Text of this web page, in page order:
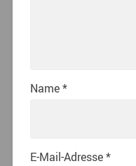
Name*
E-Mail-Adresse*